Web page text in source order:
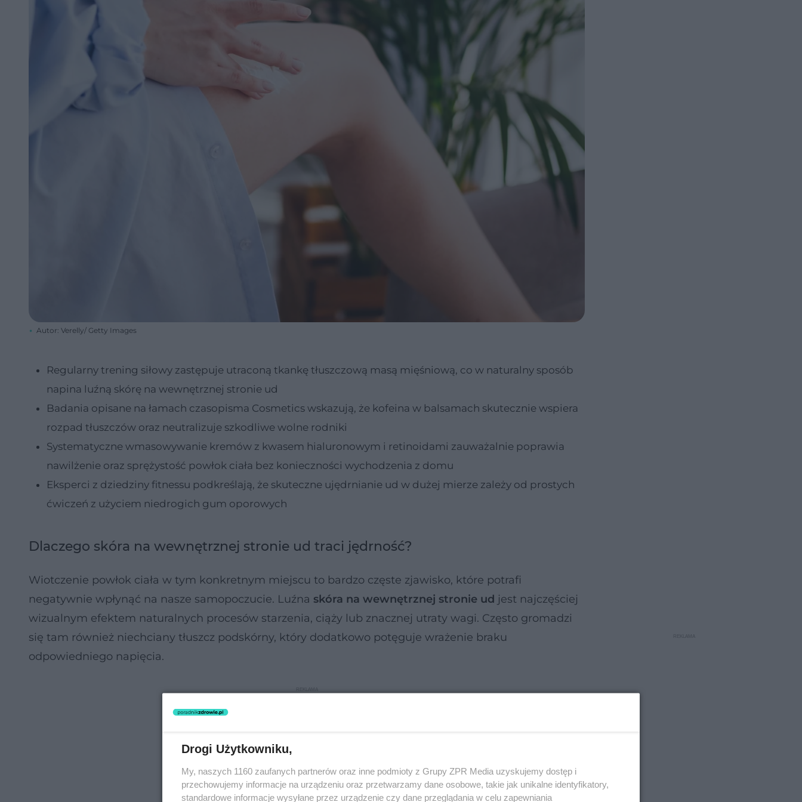
Autor: Verelly/ Getty Images
Regularny trening siłowy zastępuje utraconą tkankę tłuszczową masą mięśniową, co w naturalny sposób
napina luźną skórę na wewnętrznej stronie ud
Badania opisane na łamach czasopisma Cosmetics wskazują, że kofeina w balsamach skutecznie wspiera
rozpad tłuszczów oraz neutralizuje szkodliwe wolne rodniki
Systematyczne wmasowywanie kremów z kwasem hialuronowym i retinoidami zauważalnie poprawia
nawilżenie oraz sprężystość powłok ciała bez konieczności wychodzenia z domu
Eksperci z dziedziny fitnessu podkreślają, że skuteczne ujędrnianie ud w dużej mierze zależy od prostych
ćwiczeń z użyciem niedrogich gum oporowych
Dlaczego skóra na wewnętrznej stronie ud traci jędrność?
Wiotczenie powłok ciała w tym konkretnym miejscu to bardzo częste zjawisko, które potrafi
negatywnie wpłynąć na nasze samopoczucie. Luźna skóra na wewnętrznej stronie ud jest najczęściej
wizualnym efektem naturalnych procesów starzenia, ciąży lub znacznej utraty wagi. Często gromadzi
się tam również niechciany tłuszcz podskórny, który dodatkowo potęguje wrażenie braku
odpowiedniego napięcia.
Drogi Użytkowniku,
My, naszych 1160 zaufanych partnerów oraz inne podmioty z Grupy ZPR Media uzyskujemy dostęp i
przechowujemy informacje na urządzeniu oraz przetwarzamy dane osobowe, takie jak unikalne identyfikatory,
standardowe informacje wysyłane przez urządzenie czy dane przeglądania w celu zapewniania